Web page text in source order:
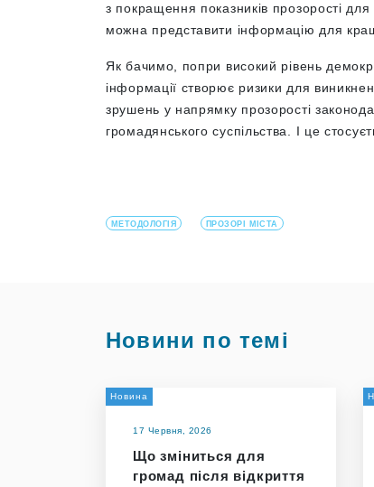
з покращення показників прозорості
можна представити інформацію для
Як бачимо, попри високий рівень
інформації створює ризики для
зрушень у напрямку прозорості
громадянського суспільства. І це
МЕТОДОЛОГІЯ ПРОЗОРІ МІСТА
Новини по темі
Новина
17 Червня, 2026
Що зміниться для
громад після відкриття